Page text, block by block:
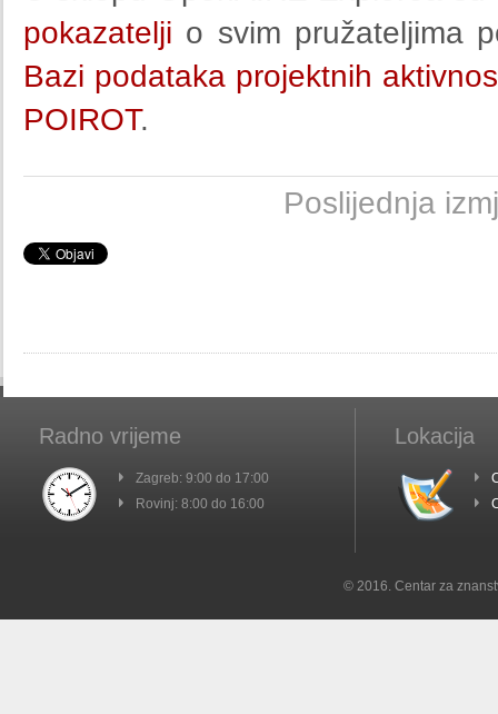
pokazatelji o svim pružateljima
Bazi podataka projektnih
POIROT.
Poslijednja
Radno vrijeme
Zagreb: 9:00 do 17:00
Rovinj: 8:00 do 16:00
Lokacija
© 2016. Centar za